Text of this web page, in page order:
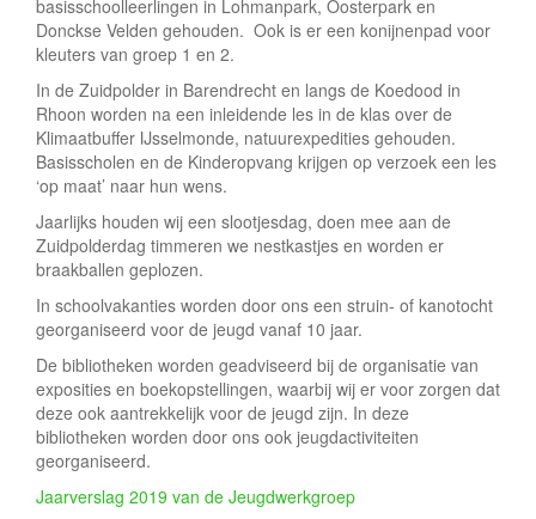
basisschoolleerlingen in Lohmanpark, Oosterpark en
Donckse Velden gehouden. Ook is er een konijnenpad voor
kleuters van groep 1 en 2.
In de Zuidpolder in Barendrecht en langs de Koedood in
Rhoon worden na een inleidende les in de klas over de
Klimaatbuffer IJsselmonde, natuurexpedities gehouden.
Basisscholen en de Kinderopvang krijgen op verzoek een les
‘op maat’ naar hun wens.
Jaarlijks houden wij een slootjesdag, doen mee aan de
Zuidpolderdag timmeren we nestkastjes en worden er
braakballen geplozen.
In schoolvakanties worden door ons een struin- of kanotocht
georganiseerd voor de jeugd vanaf 10 jaar.
De bibliotheken worden geadviseerd bij de organisatie van
exposities en boekopstellingen, waarbij wij er voor zorgen dat
deze ook aantrekkelijk voor de jeugd zijn. In deze
bibliotheken worden door ons ook jeugdactiviteiten
georganiseerd.
Jaarverslag 2019 van de Jeugdwerkgroep